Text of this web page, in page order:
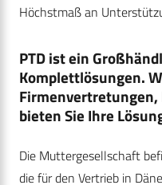
Höchstmaß an
PTD ist ein
Komplettlösungen.
bieten Sie Ihre
Die Muttergesellschaft
die für den Vertrieb in